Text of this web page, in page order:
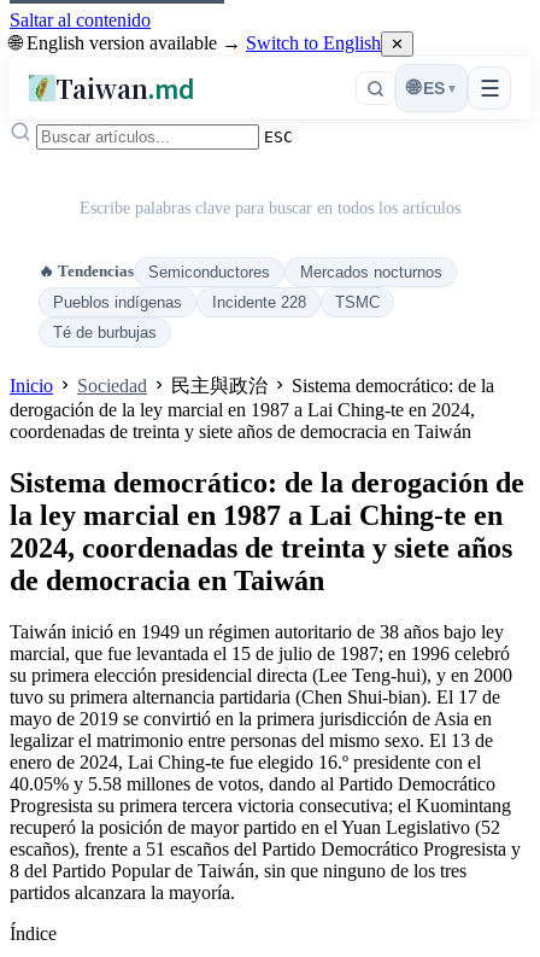
Saltar al contenido
🌐 English version available → Switch to English ✕
Taiwan.md ☰
🌐 ES ▾
ESC
Escribe palabras clave para buscar en todos los artículos
🔥 Tendencias Semiconductores
Mercados nocturnos
Pueblos indígenas
Incidente 228
TSMC
Té de burbujas
Inicio Sociedad 民主與政治
Sistema democrático: de la
derogación de la ley marcial en 1987 a Lai Ching-te en 2024,
coordenadas de treinta y siete años de democracia en Taiwán
Sistema democrático: de la derogación de
la ley marcial en 1987 a Lai Ching-te en
2024, coordenadas de treinta y siete años
de democracia en Taiwán
Taiwán inició en 1949 un régimen autoritario de 38 años bajo ley
marcial, que fue levantada el 15 de julio de 1987; en 1996 celebró
su primera elección presidencial directa (Lee Teng-hui), y en 2000
tuvo su primera alternancia partidaria (Chen Shui-bian). El 17 de
mayo de 2019 se convirtió en la primera jurisdicción de Asia en
legalizar el matrimonio entre personas del mismo sexo. El 13 de
enero de 2024, Lai Ching-te fue elegido 16.º presidente con el
40.05% y 5.58 millones de votos, dando al Partido Democrático
Progresista su primera tercera victoria consecutiva; el Kuomintang
recuperó la posición de mayor partido en el Yuan Legislativo (52
escaños), frente a 51 escaños del Partido Democrático Progresista y
8 del Partido Popular de Taiwán, sin que ninguno de los tres
partidos alcanzara la mayoría.
Índice